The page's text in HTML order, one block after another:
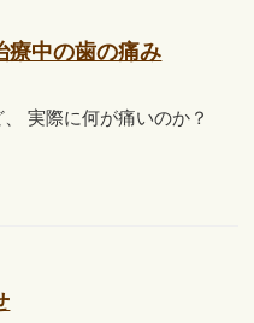
療中の歯の痛み
実際に何が痛いのか？